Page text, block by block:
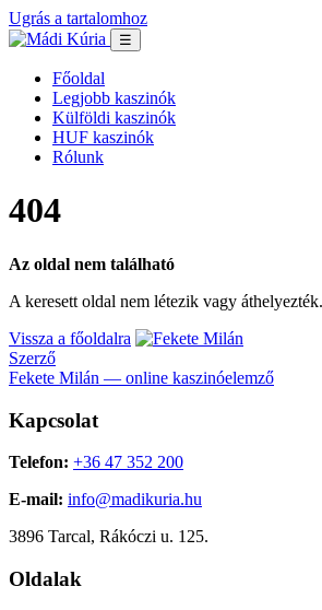
Ugrás a tartalomhoz
☰
Főoldal
Legjobb kaszinók
Külföldi kaszinók
HUF kaszinók
Rólunk
404
Az oldal nem található
A keresett oldal nem létezik vagy
Vissza a főoldalra
Szerző
Fekete Milán — online kaszinóelemző
Kapcsolat
Telefon: +36 47 352 200
E-mail: info@madikuria.hu
3896 Tarcal, Rákóczi u. 125.
Oldalak